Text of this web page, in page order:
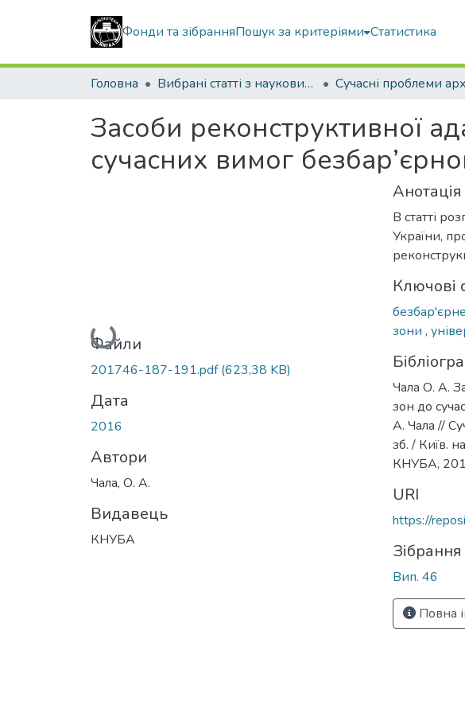
Фонди та зібранняПошук за критеріями Статистика
Головна Вибрані статті з наукових збірників КНУБА
Засоби реконструктивної
сучасних вимог
Вантажиться...
Файли
201746-187-191.pdf(623,38 KB)
Дата
2016
Автори
Чала, О. А.
Видавець
КНУБА
Анотація
В статті
України,
Ключові
зони ,
Чала О. А.
зон до
А. Чала //
зб. / Київ.
КНУБА,
URI
https://
Зібрання
Вип. 46
Повна